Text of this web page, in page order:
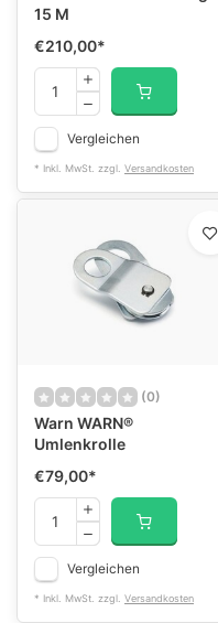
15 M
€210,00*
Vergleichen
* Inkl. MwSt. zzgl. Versandkosten
(0)
Warn WARN®
Umlenkrolle
€79,00*
Vergleichen
* Inkl. MwSt. zzgl. Versandkosten